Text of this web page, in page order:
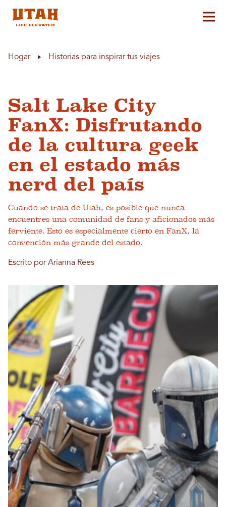
Hogar Historias para inspirar tus viajes
Salt Lake City
FanX: Disfrutando
de la cultura geek
en el estado más
nerd del país
Cuando se trata de Utah, es posible que nunca
encuentres una comunidad de fans y aficionados más
ferviente. Esto es especialmente cierto en FanX, la
convención más grande del estado.
Escrito por Arianna Rees